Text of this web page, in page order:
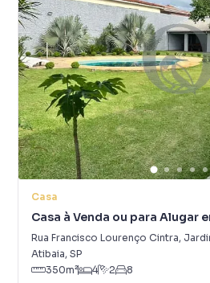
Casa
Casa à Venda ou para Alugar
Rua Francisco Lourenço Cintra,
Atibaia, SP
350m² 4 2 8